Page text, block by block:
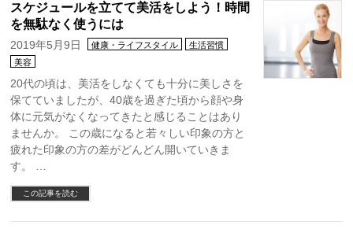
スケジュールを立てて美活をしよう！時間
を無駄なく使うには
2019年5月9日 健康・ライフスタイル
生活習慣
美容
20代の頃は、美活をしなくても十分に美しさを
保てていましたが、40歳を過ぎた頃から顔や身
体に元気がなくなってきたと感じることはあり
ませんか。 この歳になると若々しい印象の方と
疲れた印象の方の差がどんどん開いていきま
す。 …
この記事を読む